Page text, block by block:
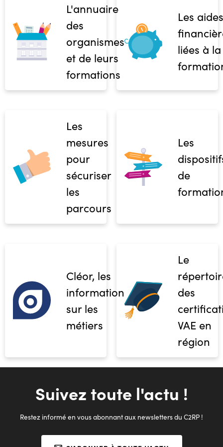
L'annuaire
des
organismes
et de leurs
formations
Les aides
liées à la
Les
mesures
pour
sécuriser
les
parcours
Les
de
Cléor, les
informations
sur les
métiers
Le
des
VAE en
région
Suivez toute l'actu !
Restez informé en vous abonnant aux newsletters du C2RP !